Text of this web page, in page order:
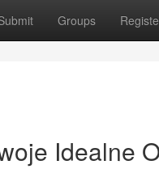
Groups
Idealne